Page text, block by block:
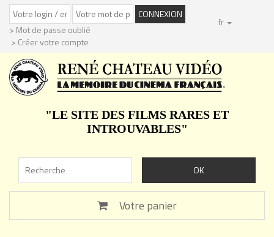
> Mot de passe oublié
> Créer votre compte
fr
"LE SITE DES FILMS RARES ET
INTROUVABLES"
Votre panier